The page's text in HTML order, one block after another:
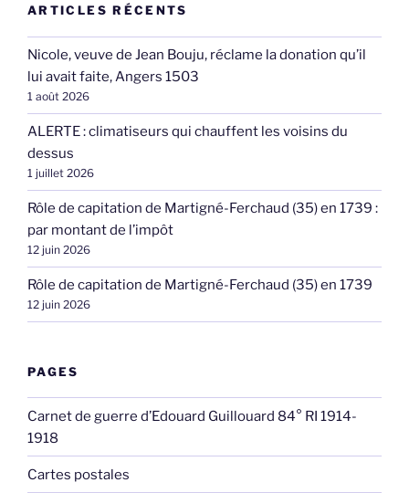
ARTICLES RÉCENTS
Nicole, veuve de Jean Bouju, réclame la donation qu’il
lui avait faite, Angers 1503
1 août 2026
ALERTE : climatiseurs qui chauffent les voisins du
dessus
1 juillet 2026
Rôle de capitation de Martigné-Ferchaud (35) en 1739 :
par montant de l’impôt
12 juin 2026
Rôle de capitation de Martigné-Ferchaud (35) en 1739
12 juin 2026
PAGES
Carnet de guerre d’Edouard Guillouard 84° RI 1914-
1918
Cartes postales